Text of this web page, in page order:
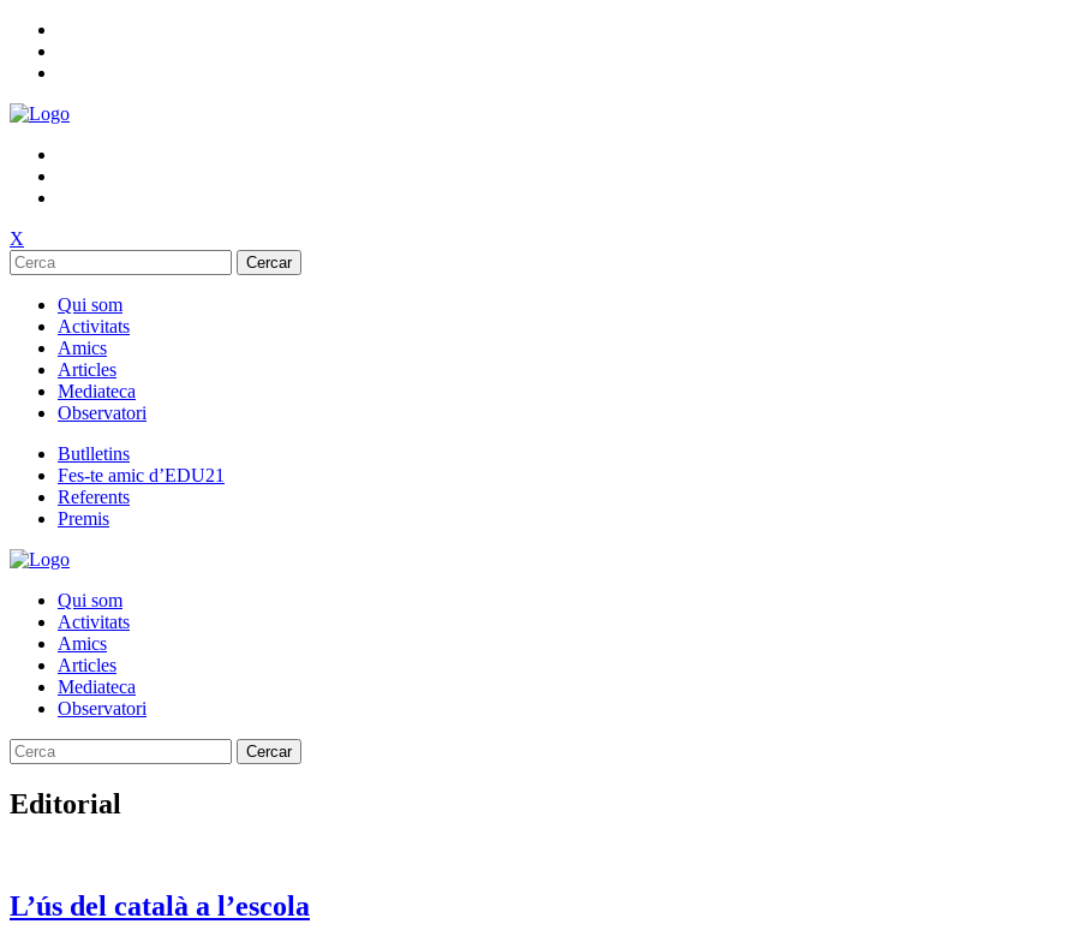
X
Cercar
Qui som
Activitats
Amics
Articles
Mediateca
Observatori
Butlletins
Fes-te amic d’EDU21
Referents
Premis
Qui som
Activitats
Amics
Articles
Mediateca
Observatori
Cercar
Editorial
L’ús del català a l’escola